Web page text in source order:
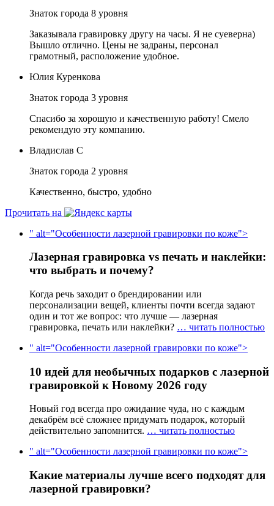
Знаток города 8 уровня
Заказывала гравировку другу на часы. Я не суеверна)
Вышло отлично. Цены не задраны, персонал
грамотный, расположение удобное.
Юлия Куренкова
Знаток города 3 уровня
Спасибо за хорошую и качественную работу! Смело
рекомендую эту компанию.
Владислав С
Знаток города 2 уровня
Качественно, быстро, удобно
Прочитать на
" alt="Особенности лазерной гравировки по коже">
Лазерная гравировка vs печать и наклейки:
что выбрать и почему?
Когда речь заходит о брендировании или
персонализации вещей, клиенты почти всегда задают
один и тот же вопрос: что лучше — лазерная
гравировка, печать или наклейки? … читать полностью
" alt="Особенности лазерной гравировки по коже">
10 идей для необычных подарков с лазерной
гравировкой к Новому 2026 году
Новый год всегда про ожидание чуда, но с каждым
декабрём всё сложнее придумать подарок, который
действительно запомнится. … читать полностью
" alt="Особенности лазерной гравировки по коже">
Какие материалы лучше всего подходят для
лазерной гравировки?